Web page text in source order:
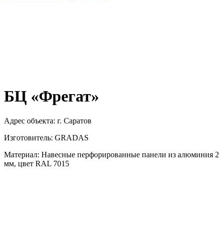
БЦ «Фрегат»
Адрес объекта: г. Саратов
Изготовитель: GRADAS
Материал: Навесные перфорированные панели из алюминия 2
мм, цвет RAL 7015